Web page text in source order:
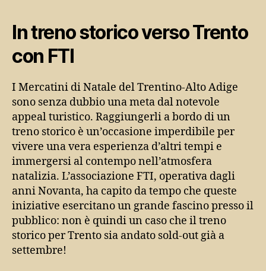
In treno storico verso Trento
con FTI
I Mercatini di Natale del Trentino-Alto Adige
sono senza dubbio una meta dal notevole
appeal turistico. Raggiungerli a bordo di un
treno storico è un’occasione imperdibile per
vivere una vera esperienza d’altri tempi e
immergersi al contempo nell’atmosfera
natalizia. L’associazione FTI, operativa dagli
anni Novanta, ha capito da tempo che queste
iniziative esercitano un grande fascino presso il
pubblico: non è quindi un caso che il treno
storico per Trento sia andato sold-out già a
settembre!